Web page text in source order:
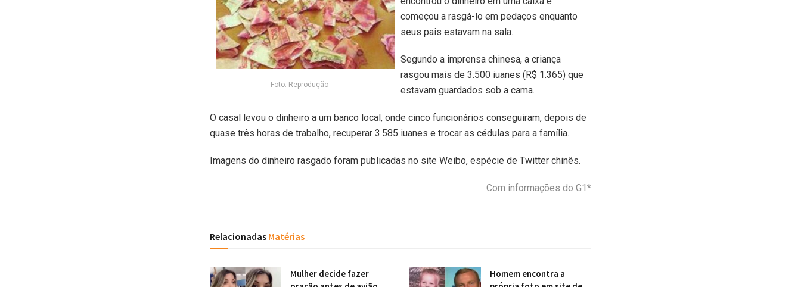
Foto: Reprodução
começou a rasgá-lo em pedaços enquanto
seus pais estavam na sala.
Segundo a imprensa chinesa, a criança
rasgou mais de 3.500 iuanes (R$ 1.365) que
estavam guardados sob a cama.
O casal levou o dinheiro a um banco local, onde cinco funcionários conseguiram, depois de
quase três horas de trabalho, recuperar 3.585 iuanes e trocar as cédulas para a família.
Imagens do dinheiro rasgado foram publicadas no site Weibo, espécie de Twitter chinês.
Com informações do G1*
Relacionadas Matérias
Mulher decide fazer
Homem encontra a